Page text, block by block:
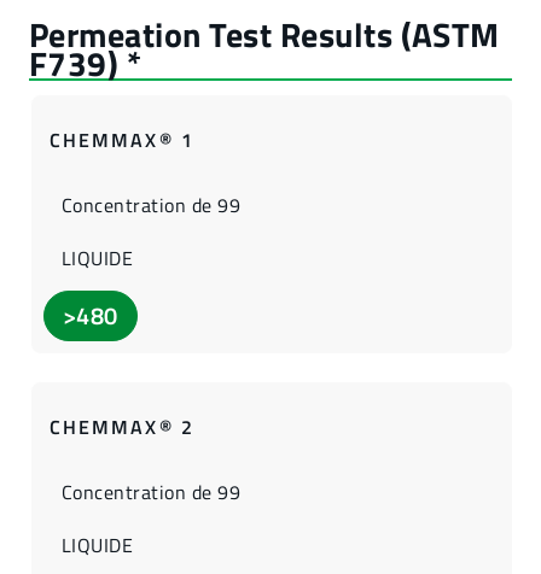
CHEMMAX® 1
Concentration de 99
LIQUIDE
>480
CHEMMAX® 2
Concentration de 99
LIQUIDE